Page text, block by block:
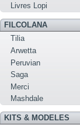
Livres Lopi
FILCOLANA
Tilia
Arwetta
Peruvian
Saga
Merci
Mashdale
KITS & MODELES